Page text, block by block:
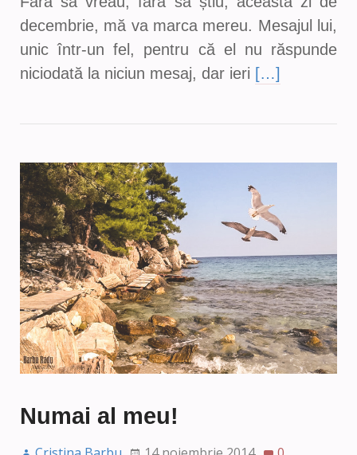
decembrie, mă va marca mereu. Mesajul lui,
unic într-un fel, pentru că el nu răspunde
niciodată la niciun mesaj, dar ieri […]
Numai al meu!